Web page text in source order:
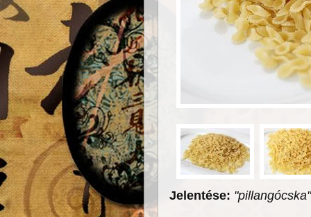
Jelentése: "pillangócska"